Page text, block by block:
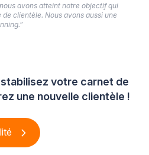
votre carnet de
une nouvelle clientèle !
avons atteint notre objectif qui
clientèle. Nous avons aussi une